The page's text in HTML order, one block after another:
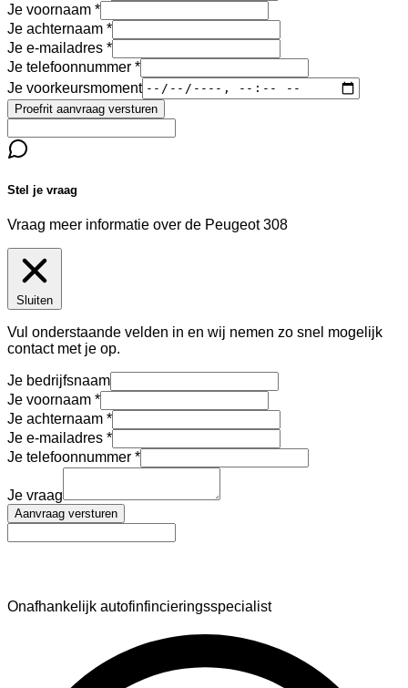
Je voornaam
Je achternaam
Je e-mailadres
Je telefoonnummer
Je voorkeursmoment
Proefrit aanvraag versturen
Stel je vraag
Vraag meer informatie over de Peugeot 308
Sluiten
Vul onderstaande velden in en wij nemen zo snel mogelijk
contact met je op.
Je bedrijfsnaam
Je voornaam
Je achternaam
Je e-mailadres
Je telefoonnummer
Je vraag
Aanvraag versturen
Onafhankelijk autofinfincieringsspecialist